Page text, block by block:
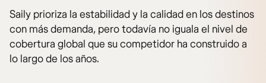
Saily prioriza la estabilidad y la calidad en los destinos
con más demanda, pero todavía no iguala el nivel de
cobertura global que su competidor ha construido a
lo largo de los años.